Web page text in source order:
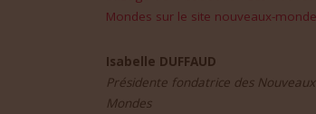
Isabelle DUFFAUD
Présidente fondatrice des Nouveaux
Mondes